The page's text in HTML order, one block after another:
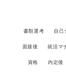
書類選考 自己
面接後 就活マ
資格 内定後